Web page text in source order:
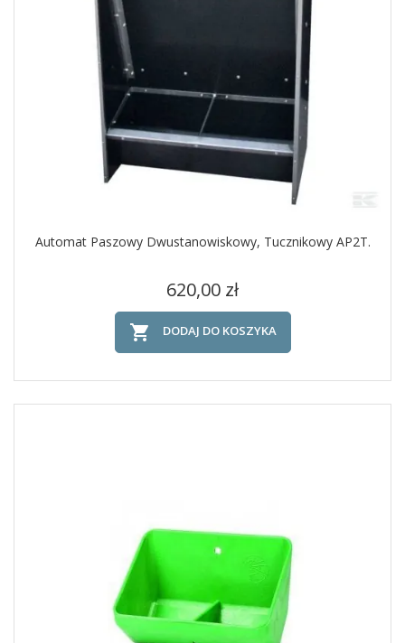
Automat Paszowy Dwustanowiskowy, Tucznikowy AP2T.
Cena
620,00 zł
 DODAJ DO KOSZYKA